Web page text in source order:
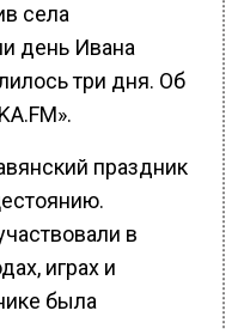
села
день Ивана
три дня. Об
праздник
в
играх и
была